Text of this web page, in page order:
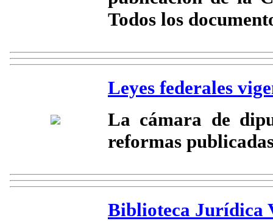
Todos los
Leyes federales
La cámara de
reformas
Biblioteca Jurídica